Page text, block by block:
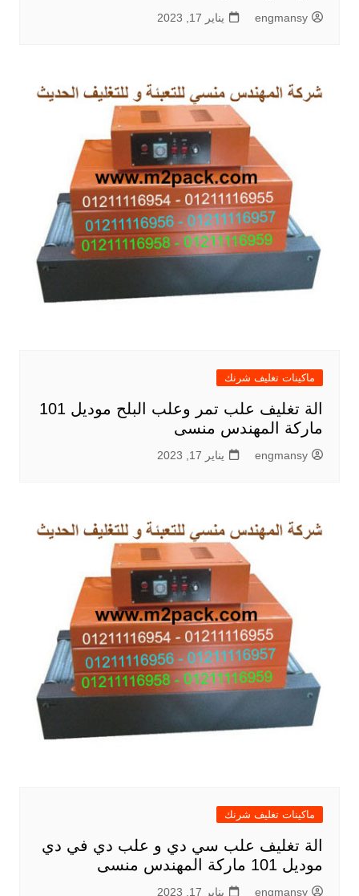
engmansy يناير 17, 2023
ماكينات تغليف شرنك
الة تغليف علب تمر وعلب البلح موديل 101
ماركة المهندس منسى
engmansy يناير 17, 2023
ماكينات تغليف شرنك
الة تغليف علب سي دي و علب دي في دي
موديل 101 ماركة المهندس منسى
engmansy يناير 17, 2023